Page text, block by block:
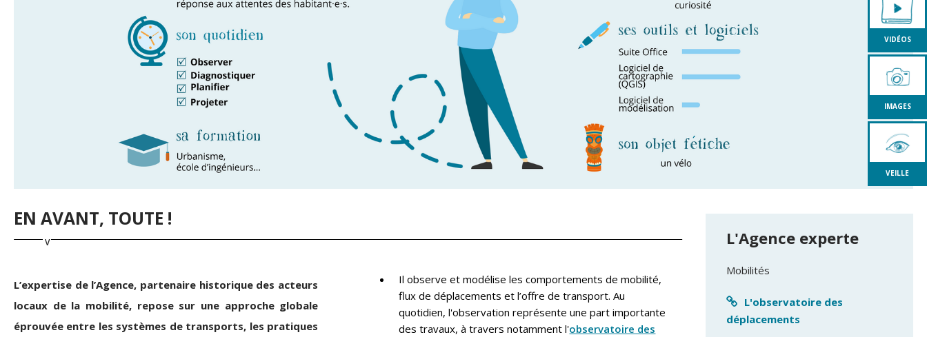
VIDÉOS
IMAGES
VEILLE
EN AVANT, TOUTE !
L’expertise de l’Agence, partenaire historique des acteurs
locaux de la mobilité, repose sur une approche globale
éprouvée entre les systèmes de transports, les pratiques
Il observe et modélise les comportements de mobilité,
flux de déplacements et l’offre de transport. Au
quotidien, l'observation représente une part importante
des travaux, à travers notamment l'observatoire des
L'Agence experte
Mobilités
L'observatoire des
déplacements